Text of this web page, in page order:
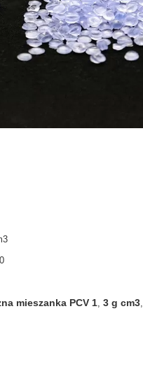
mieszanka PCV 1, 3 g cm3,